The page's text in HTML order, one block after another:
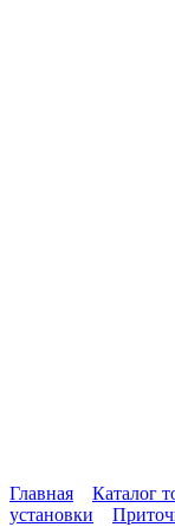
Главная Каталог
установки